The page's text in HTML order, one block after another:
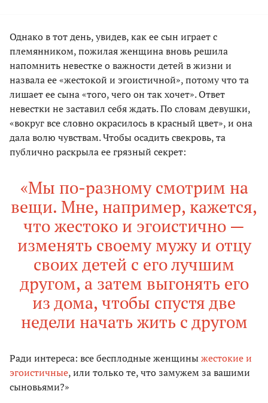
Однако в тот день, увидев, как ее сын играет с
племянником, пожилая женщина вновь решила
напомнить невестке о важности детей в жизни и
назвала ее «жестокой и эгоистичной», потому что та
лишает ее сына «того, чего он так хочет». Ответ
невестки не заставил себя ждать. По словам девушки,
«вокруг все словно окрасилось в красный цвет», и она
дала волю чувствам. Чтобы осадить свекровь, та
публично раскрыла ее грязный секрет:
«Мы по-разному смотрим на
вещи. Мне, например, кажется,
что жестоко и эгоистично —
изменять своему мужу и отцу
своих детей с его лучшим
другом, а затем выгонять его
из дома, чтобы спустя две
недели начать жить с другом
Ради интереса: все бесплодные женщиныжестокие и
эгоистичные, или только те, что замужем за вашими
сыновьями?»